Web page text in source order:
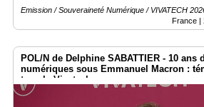
Emission / Souveraineté Numérique / VIVATECH
France |
POL/N de Delphine SABATTIER - 10 ans
numériques sous Emmanuel Macron :
temple Vivatech